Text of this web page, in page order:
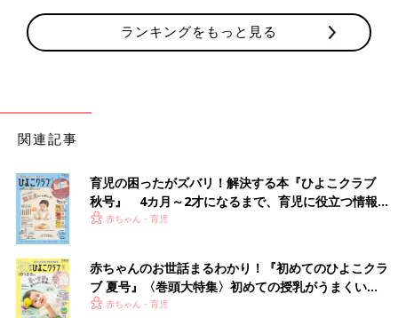
こちらはmanak.523さんがセリアで購入した「ふりふりごはんボ
ール」。ごはんを入れてふるだけで一口サイズのおにぎりが3個
作れるのだそう。子どもと一緒にふりふりして楽しめるところも
保育園用にまとめてゲット♪ ベビー ランチスタイ
ランキングをもっと見る
関連記事
育児の困ったがズバリ！解決する本『ひよこクラブ
秋号』 4カ月～2才になるまで、育児に役立つ情報が
いっぱい！
赤ちゃん・育児
赤ちゃんのお世話まるわかり！『初めてのひよこクラ
ブ 夏号』〈巻頭大特集〉初めての授乳がうまくい
く！ おっぱい・ミルクの基本と夏のトラブル 解決テ
赤ちゃん・育児